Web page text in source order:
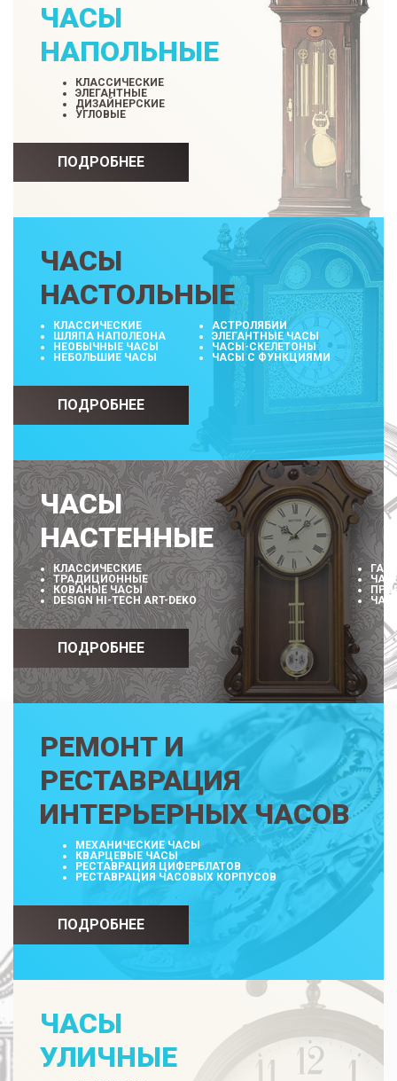
ЧАСЫ
НАПОЛЬНЫЕ
КЛАССИЧЕСКИЕ
ЭЛЕГАНТНЫЕ
ДИЗАЙНЕРСКИЕ
УГЛОВЫЕ
ПОДРОБНЕЕ
ЧАСЫ
НАСТОЛЬНЫЕ
КЛАССИЧЕСКИЕ
ШЛЯПА НАПОЛЕОНА
НЕОБЫЧНЫЕ ЧАСЫ
НЕБОЛЬШИЕ ЧАСЫ
АСТРОЛЯБИИ
ЭЛЕГАНТНЫЕ ЧАСЫ
ЧАСЫ-СКЕЛЕТОНЫ
ЧАСЫ С ФУНКЦИЯМИ
ПОДРОБНЕЕ
ЧАСЫ
НАСТЕННЫЕ
КЛАССИЧЕСКИЕ
ТРАДИЦИОННЫЕ
КОВАНЫЕ ЧАСЫ
DESIGN HI-TECH ART-DEKO
ПОДРОБНЕЕ
РЕМОНТ И
РЕСТАВРАЦИЯ
ИНТЕРЬЕРНЫХ ЧАСОВ
МЕХАНИЧЕСКИЕ ЧАСЫ
КВАРЦЕВЫЕ ЧАСЫ
РЕСТАВРАЦИЯ ЦИФЕРБЛАТОВ
РЕСТАВРАЦИЯ ЧАСОВЫХ КОРПУСОВ
ПОДРОБНЕЕ
ЧАСЫ
УЛИЧНЫЕ